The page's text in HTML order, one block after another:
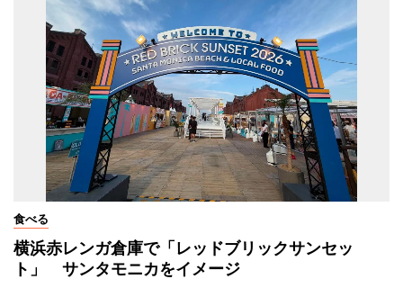
食べる
横浜赤レンガ倉庫で「レッドブリックサンセッ
ト」 サンタモニカをイメージ